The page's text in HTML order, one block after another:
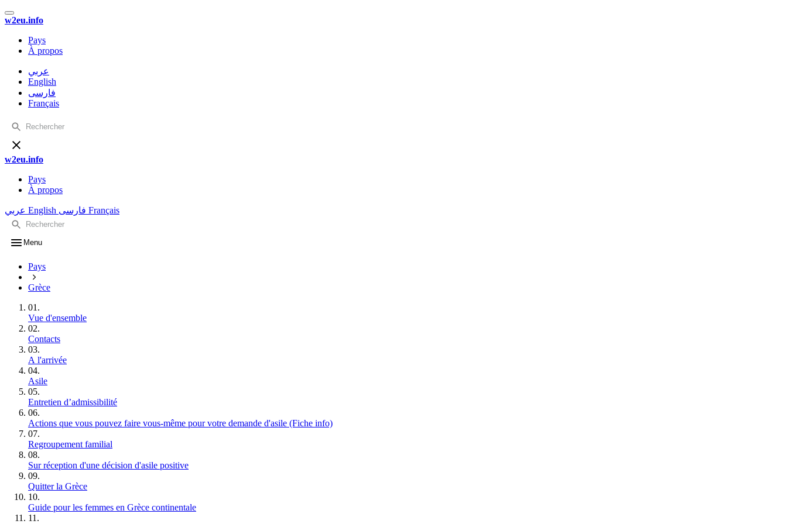
w2eu.info
Pays
À propos
عربي
English
فارسی
Français
w2eu.info
Pays
À propos
عربي English فارسی Français
Menu
Pays
Grèce
01.
Vue d'ensemble
02.
Contacts
03.
A l'arrivée
04.
Asile
05.
Entretien d’admissibilité
06.
Actions que vous pouvez faire vous-même pour votre demande d'asile (Fiche info)
07.
Regroupement familial
08.
Sur réception d'une décision d'asile positive
09.
Quitter la Grèce
10.
Guide pour les femmes en Grèce continentale
11.